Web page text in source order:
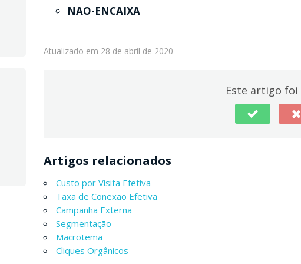
NAO-ENCAIXA
Atualizado em 28 de abril de 2020
Este artigo foi
Artigos relacionados
Custo por Visita Efetiva
Taxa de Conexão Efetiva
Campanha Externa
Segmentação
Macrotema
Cliques Orgânicos